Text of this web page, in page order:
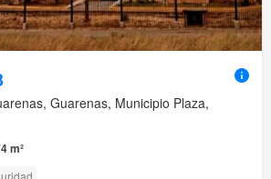
Guarenas, Municipio Plaza,
m²